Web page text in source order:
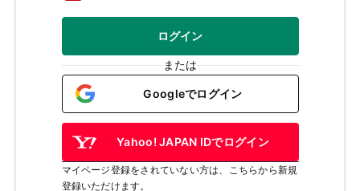
ログイン
または
Googleでログイン
Yahoo! JAPAN IDでログイン
マイページ登録をされていない方は、こちらから新規
登録いただけます。